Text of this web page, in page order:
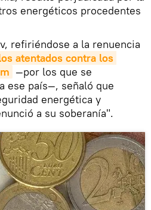
energéticos procedentes
refiriéndose a la renuencia
atentados contra los
—por los que se
ese país—, señaló que
energética y
a su soberanía".